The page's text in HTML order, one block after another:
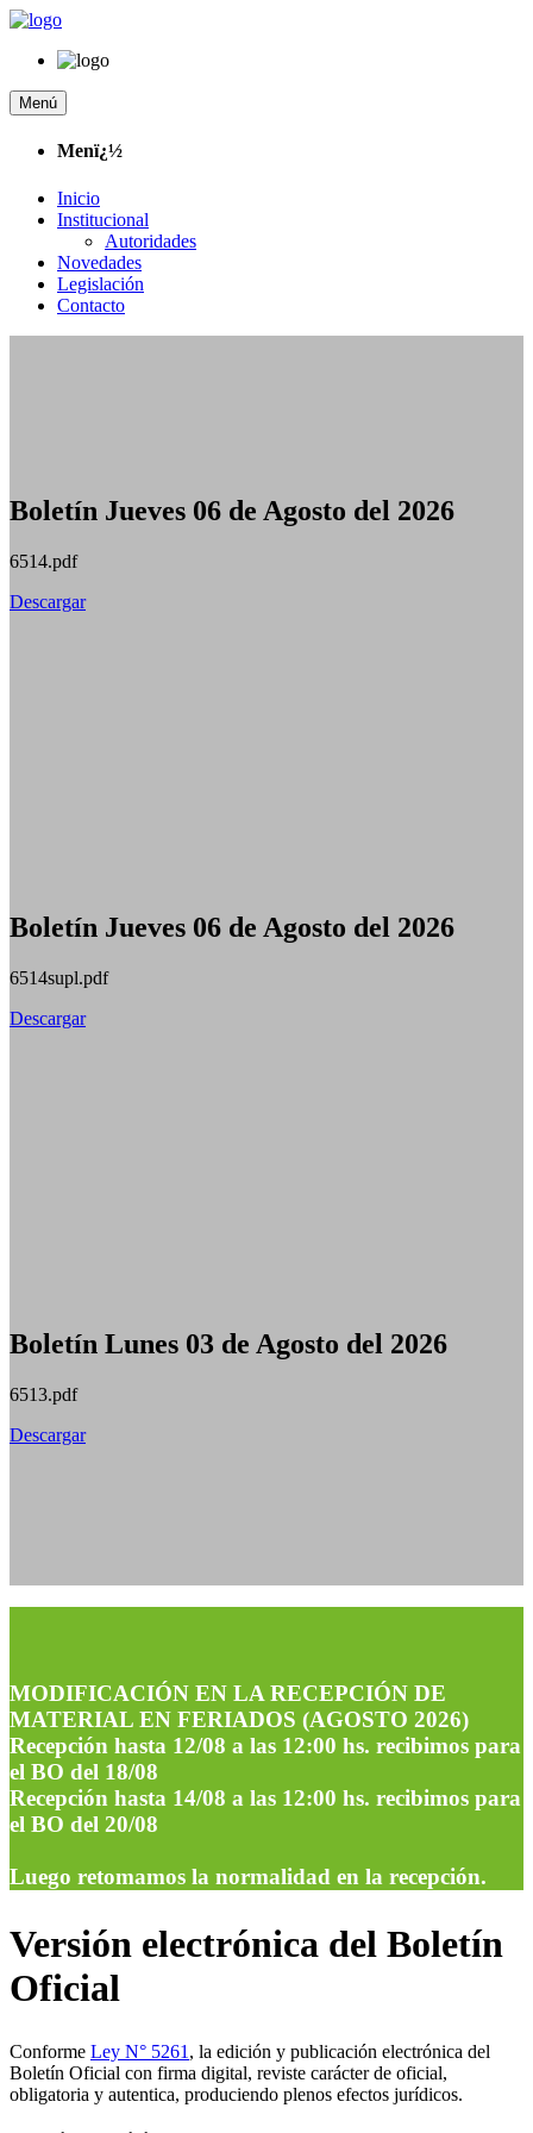
Menú
Menï¿½
Inicio
Institucional
Autoridades
Novedades
Legislación
Contacto
Boletín Jueves 06 de Agosto del 2026
6514.pdf
Descargar
Boletín Jueves 06 de Agosto del 2026
6514supl.pdf
Descargar
Boletín Lunes 03 de Agosto del 2026
6513.pdf
Descargar
MODIFICACIÓN EN LA RECEPCIÓN DE
MATERIAL EN FERIADOS (AGOSTO 2026)
Recepción hasta 12/08 a las 12:00 hs. recibimos para
el BO del 18/08
Recepción hasta 14/08 a las 12:00 hs. recibimos para
el BO del 20/08
Luego retomamos la normalidad en la recepción.
Versión electrónica del Boletín
Oficial
Conforme Ley N° 5261 , la edición y publicación electrónica del
Boletín Oficial con firma digital, reviste carácter de oficial,
obligatoria y autentica, produciendo plenos efectos jurídicos.